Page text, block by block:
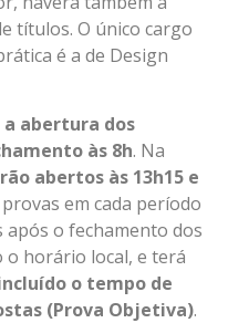
títulos. O único cargo
é a de Design
a abertura dos
às 8h. Na
abertos às 13h15 e
em cada período
o fechamento dos
o horário local, e terá
o tempo de
(Prova Objetiva).